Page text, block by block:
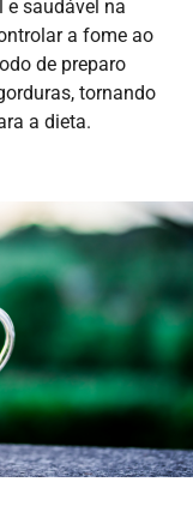
saudável na
a fome ao
de preparo
tornando
a dieta.